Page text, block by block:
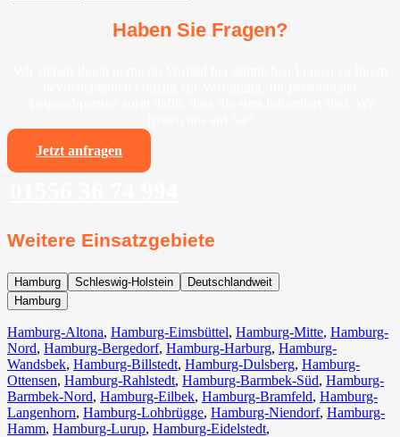
Haben Sie Fragen?
Jetzt anfragen
Weitere Einsatzgebiete
Hamburg Schleswig-Holstein
Deutschlandweit
Hamburg
Hamburg-Altona, Hamburg-Eimsbüttel, Hamburg-Mitte, Hamburg-
Nord, Hamburg-Bergedorf, Hamburg-Harburg, Hamburg-
Wandsbek, Hamburg-Billstedt, Hamburg-Dulsberg, Hamburg-
Ottensen, Hamburg-Rahlstedt, Hamburg-Barmbek-Süd, Hamburg-
Barmbek-Nord, Hamburg-Eilbek, Hamburg-Bramfeld, Hamburg-
Langenhorn, Hamburg-Lohbrügge, Hamburg-Niendorf, Hamburg-
Hamm, Hamburg-Lurup, Hamburg-Eidelstedt,